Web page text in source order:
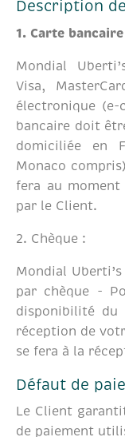
Description
1. Carte
Mondial
Visa,
électronique (e-
bancaire doit
domiciliée en
Monaco
fera au
par le Client.
2. Chèque :
Mondial
par chèque -
disponibilité du
réception de
se fera à la
Défaut de
Le Client
de paiement